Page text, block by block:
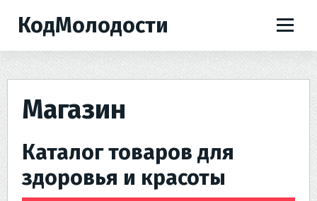
е
КодМолодости
Магазин
Каталог товаров для
здоровья и красоты